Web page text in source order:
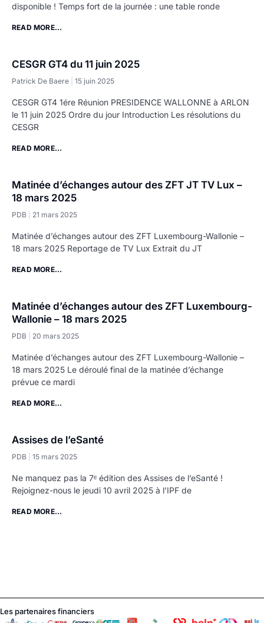
disponible ! Temps fort de la journée : une table ronde
READ MORE...
CESGR GT4 du 11 juin 2025
Patrick De Baere 15 juin 2025
CESGR GT4 1ére Réunion PRESIDENCE WALLONNE à ARLON
le 11 juin 2025 Ordre du jour Introduction Les résolutions du
CESGR
READ MORE...
Matinée d’échanges autour des ZFT JT TV Lux –
18 mars 2025
PDB 21 mars 2025
Matinée d’échanges autour des ZFT Luxembourg-Wallonie –
18 mars 2025 Reportage de TV Lux Extrait du JT
READ MORE...
Matinée d’échanges autour des ZFT Luxembourg-
Wallonie – 18 mars 2025
PDB 20 mars 2025
Matinée d’échanges autour des ZFT Luxembourg-Wallonie –
18 mars 2025 Le déroulé final de la matinée d’échange
prévue ce mardi
READ MORE...
Assises de l’eSanté
PDB 15 mars 2025
Ne manquez pas la 7ᵉ édition des Assises de l’eSanté !
Rejoignez-nous le jeudi 10 avril 2025 à l’IPF de
READ MORE...
Les partenaires financiers